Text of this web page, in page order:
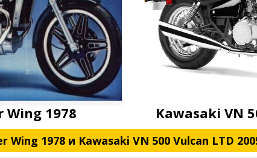
Wing 1978 Kawasaki VN
Wing 1978 и Kawasaki VN 500 Vulcan LTD